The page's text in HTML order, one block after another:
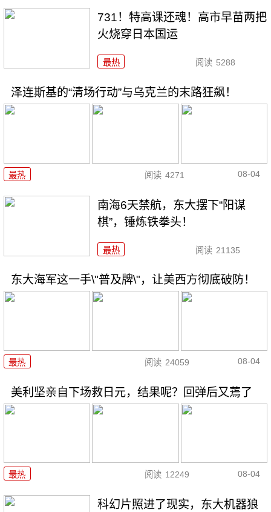
731！特高课还魂！高市早苗两把
火烧穿日本国运
最热 阅读 5288
泽连斯基的“清场行动”与乌克兰的末路狂飙！
最热 阅读 4271 08-04
南海6天禁航，东大摆下“阳谋
棋”，锤炼铁拳头！
最热 阅读 21135
东大海军这一手\"普及牌\"，让美西方彻底破防！
最热 阅读 24059 08-04
美利坚亲自下场救日元，结果呢？回弹后又蔫了
最热 阅读 12249 08-04
科幻片照进了现实，东大机器狼